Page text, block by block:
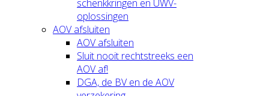
schenkkringen en UWV-
oplossingen
AOV afsluiten
AOV afsluiten
Sluit nooit rechtstreeks een
AOV af!
DGA, de BV en de AOV